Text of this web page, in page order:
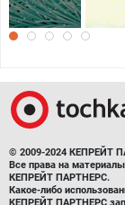
© 2009-2024 КЕПРЕЙТ
Все права на
КЕПРЕЙТ ПАРТНЕРС.
Какое-либо